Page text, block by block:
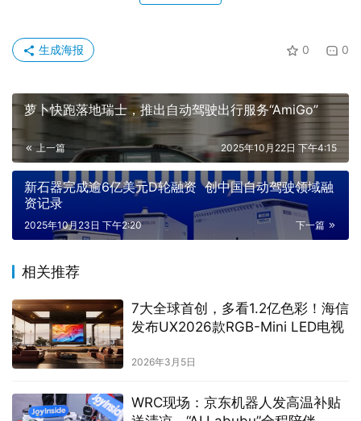
0 0
生成海报
萝卜快跑落地瑞士，推出自动驾驶出行服务“AmiGo”
上一篇 2025年10月22日 下午4:15
新石器完成逾6亿美元D轮融资 创中国自动驾驶领域融
资记录
下一篇
2025年10月23日 下午2:20
相关推荐
7大全球首创，多看1.2亿色彩！海信
发布UX2026款RGB-Mini LED电视
2026年3月5日
WRC现场：京东机器人发高温补贴